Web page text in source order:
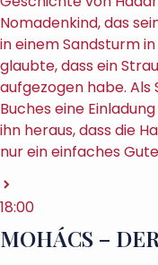
Nomadenkind, das
in einem Sandsturm
glaubte, dass ein
aufgezogen habe.
Buches eine
ihn heraus, dass die
nur ein einfaches
18:00
MOHÁCS –